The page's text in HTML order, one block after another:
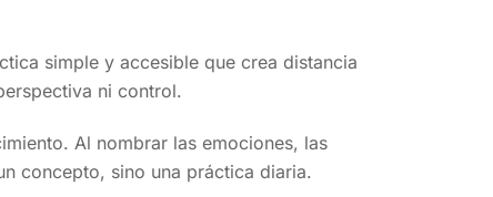
simple y accesible que crea distancia
ni control.
Al nombrar las emociones, las
concepto, sino una práctica diaria.